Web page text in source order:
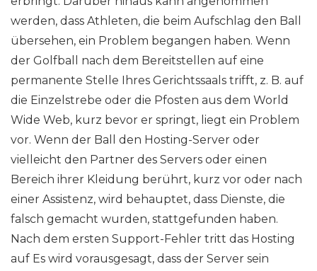
werden, dass Athleten, die beim Aufschlag den Ball
übersehen, ein Problem begangen haben. Wenn
der Golfball nach dem Bereitstellen auf eine
permanente Stelle Ihres Gerichtssaals trifft, z. B. auf
die Einzelstrebe oder die Pfosten aus dem World
Wide Web, kurz bevor er springt, liegt ein Problem
vor. Wenn der Ball den Hosting-Server oder
vielleicht den Partner des Servers oder einen
Bereich ihrer Kleidung berührt, kurz vor oder nach
einer Assistenz, wird behauptet, dass Dienste, die
falsch gemacht wurden, stattgefunden haben.
Nach dem ersten Support-Fehler tritt das Hosting
auf Es wird vorausgesagt, dass der Server sein